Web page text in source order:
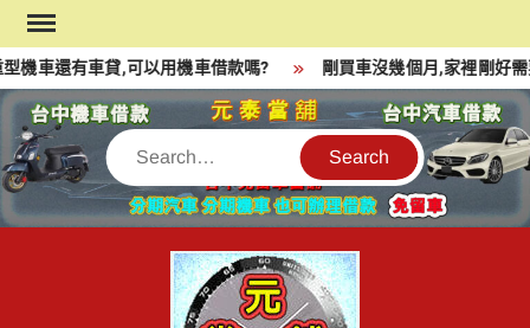
Skip
to
content
機車還有車貸,可以用機車借款嗎? 剛買車沒幾個月,家裡剛好
Search